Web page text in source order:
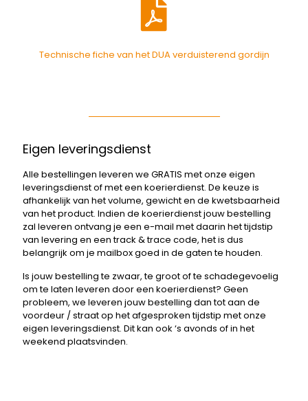
Technische fiche van het DUA verduisterend gordijn
Eigen leveringsdienst
Alle bestellingen leveren we GRATIS met onze eigen
leveringsdienst of met een koerierdienst. De keuze is
afhankelijk van het volume, gewicht en de kwetsbaarheid
van het product. Indien de koerierdienst jouw bestelling
zal leveren ontvang je een e-mail met daarin het tijdstip
van levering en een track & trace code, het is dus
belangrijk om je mailbox goed in de gaten te houden.
Is jouw bestelling te zwaar, te groot of te schadegevoelig
om te laten leveren door een koerierdienst? Geen
probleem, we leveren jouw bestelling dan tot aan de
voordeur / straat op het afgesproken tijdstip met onze
eigen leveringsdienst. Dit kan ook ‘s avonds of in het
weekend plaatsvinden.